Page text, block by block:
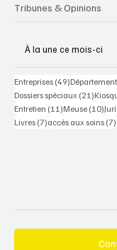
Tribunes & Opinions
À la une ce mois-ci
Entreprises (49)49 posts
Dossiers spéciaux (21)21
Entretien (11)11 posts
Meuse (10)10
Livres (7)7 posts
accès aux soins (7)